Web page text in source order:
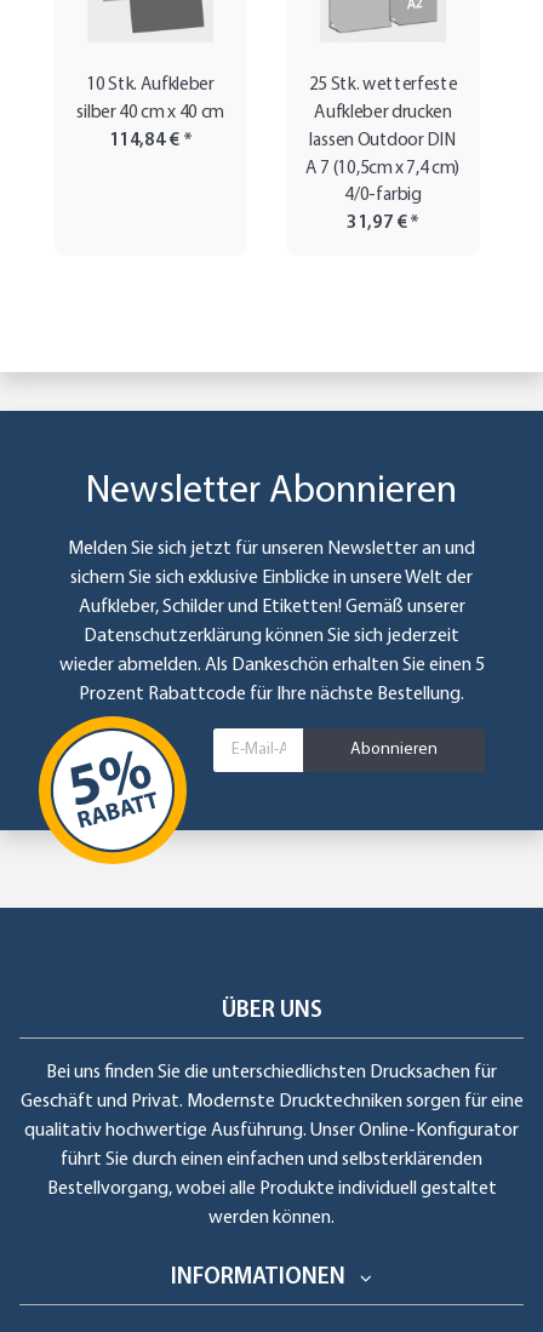
10 Stk. Aufkleber
silber 40 cm x 40 cm
114,84 € *
25 Stk. wetterfeste
Aufkleber drucken
lassen Outdoor DIN
A 7 (10,5cm x 7,4 cm)
4/0-farbig
31,97 €*
Newsletter Abonnieren
Melden Sie sich jetzt für unseren Newsletter an und
sichern Sie sich exklusive Einblicke in unsere Welt der
Aufkleber, Schilder und Etiketten! Gemäß unserer
Datenschutzerklärung können Sie sich jederzeit
wieder abmelden. Als Dankeschön erhalten Sie einen 5
Prozent Rabattcode für Ihre nächste Bestellung.
Abonnieren
ÜBER UNS
Bei uns finden Sie die unterschiedlichsten Drucksachen für
Geschäft und Privat. Modernste Drucktechniken sorgen für eine
qualitativ hochwertige Ausführung. Unser Online-Konfigurator
führt Sie durch einen einfachen und selbsterklärenden
Bestellvorgang, wobei alle Produkte individuell gestaltet
werden können.
INFORMATIONEN